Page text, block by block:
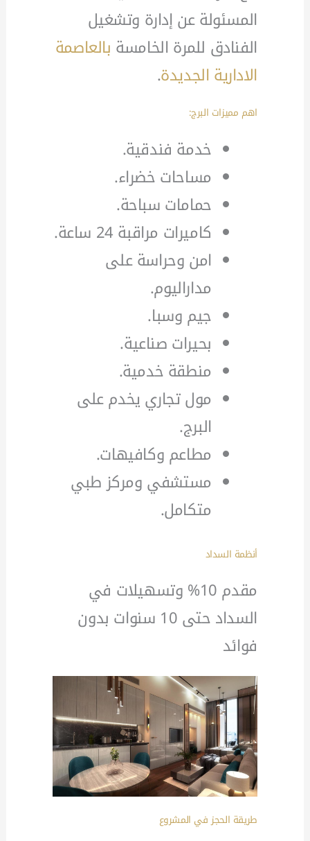
المسئولة عن إدارة وتشغيل
الفنادق للمرة الخامسة بالعاصمة
الادارية الجديدة.
اهم مميزات البرج:
خدمة فندقية.
مساحات خضراء.
حمامات سباحة.
كاميرات مراقبة 24 ساعة.
امن وحراسة على
مداراليوم.
جيم وسبا.
بحيرات صناعية.
منطقة خدمية.
مول تجاري يخدم على
البرج.
مطاعم وكافيهات.
مستشفي ومركز طبي
متكامل.
أنظمة السداد
مقدم 10% وتسهيلات في
السداد حتى 10 سنوات بدون
فوائد
طريقة الحجز في المشروع